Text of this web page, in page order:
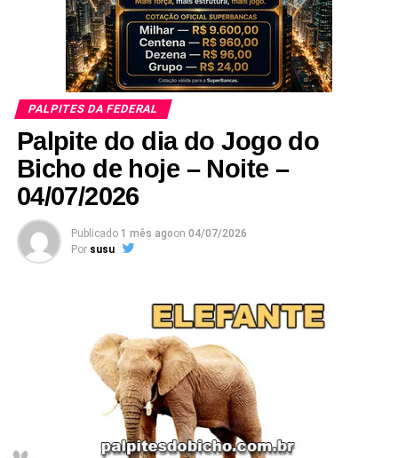
PALPITES DA FEDERAL
Palpite do dia do Jogo do
Bicho de hoje – Noite –
04/07/2026
Publicado 1 mês agoon 04/07/2026
Por susu